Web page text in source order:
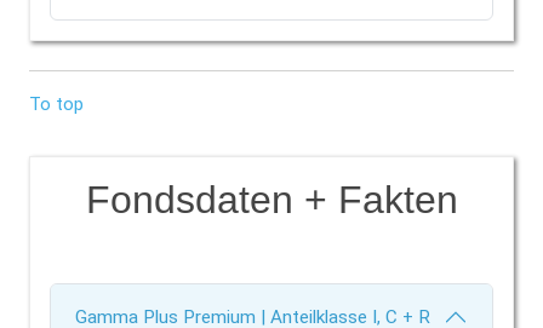
To top
Fondsdaten + Fakten
Gamma Plus Premium | Anteilklasse I, C + R